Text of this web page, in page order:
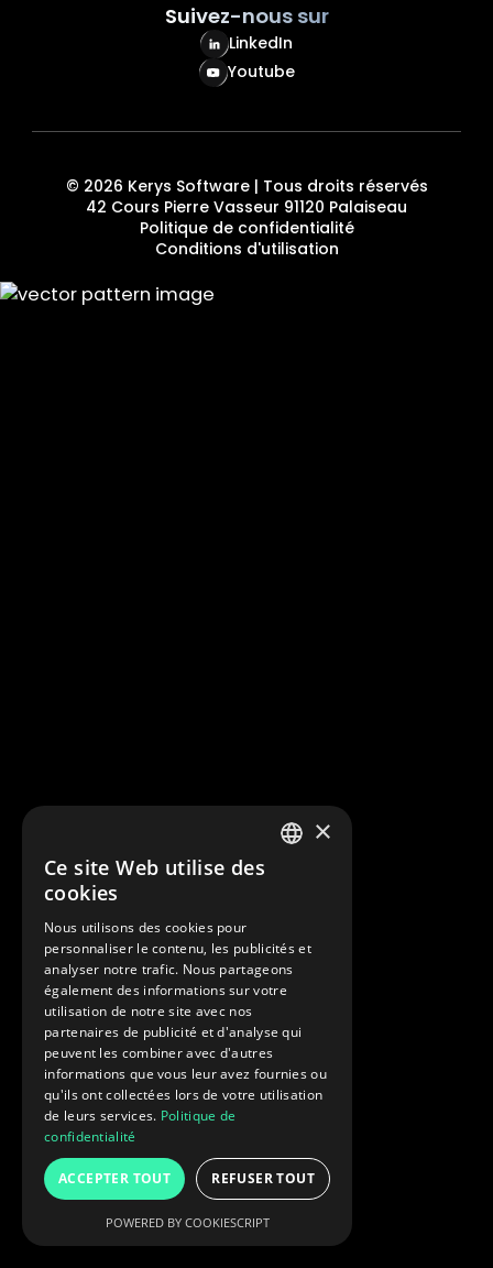
Suivez-nous sur
LinkedIn
Youtube
© 2026 Kerys Software | Tous droits réservés
42 Cours Pierre Vasseur 91120 Palaiseau
Politique de confidentialité
Conditions d'utilisation
×
Ce site Web utilise des
cookies
Nous utilisons des cookies pour
personnaliser le contenu, les publicités et
analyser notre trafic. Nous partageons
également des informations sur votre
utilisation de notre site avec nos
partenaires de publicité et d'analyse qui
peuvent les combiner avec d'autres
informations que vous leur avez fournies ou
qu'ils ont collectées lors de votre utilisation
de leurs services. Politique de
confidentialité
ACCEPTER TOUT REFUSER TOUT
POWERED BY COOKIESCRIPT